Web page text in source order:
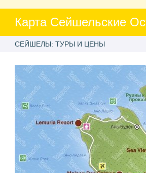
Карта Сейшельские
СЕЙШЕЛЫ: ТУРЫ И ЦЕНЫ